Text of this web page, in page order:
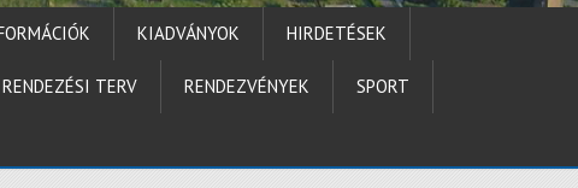
KIADVÁNYOK HIRDETÉSEK
RENDEZÉSI TERV RENDEZVÉNYEK SPORT